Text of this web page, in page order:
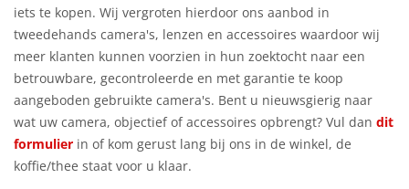
iets te kopen. Wij vergroten hierdoor ons aanbod in
tweedehands camera's, lenzen en accessoires waardoor wij
meer klanten kunnen voorzien in hun zoektocht naar een
betrouwbare, gecontroleerde en met garantie te koop
aangeboden gebruikte camera's. Bent u nieuwsgierig naar
wat uw camera, objectief of accessoires opbrengt? Vul dan dit
formulier in of kom gerust lang bij ons in de winkel, de
koffie/thee staat voor u klaar.